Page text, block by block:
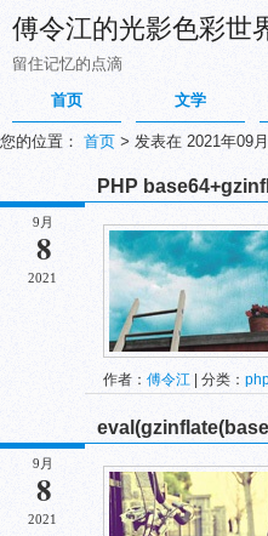
傅令江的光影色彩世
留住记忆的点滴
首页
文学
您的位置： 首页 > 发表在 2021年09
9月
8
2021
PHP
作者： 傅令江 | 分类：
9月
8
2021